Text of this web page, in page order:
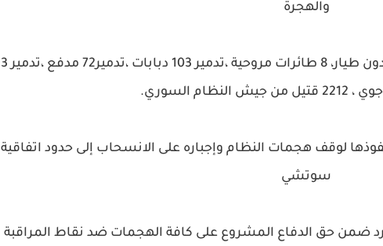
والهجرة
خلوصي أكار: حتى الآن تم إسقاط طائرة بدون طيار، 8 طائرات مروحية ،تدمير 103 دبابات ،تدمير72 مدفع ،تدمير 3
السوري.
لوقف هجمات النظام وإجباره على الانسحاب إلى حدود اتفاقية
سوتشي
ضمن حق الدفاع المشروع على كافة الهجمات ضد نقاط المراقبة